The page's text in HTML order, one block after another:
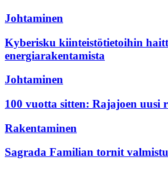
Johtaminen
Kyberisku kiinteistötietoihin
energiarakentamista
Johtaminen
100 vuotta sitten: Rajajoen uusi
Rakentaminen
Sagrada Familian tornit
Antero Kinnunen on aina mennyt töihin
asiakaspiiri on turvannut toimiston